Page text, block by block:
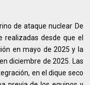
de ataque nuclear De
realizadas desde que el
en mayo de 2025 y la
diciembre de 2025. Las
en el dique seco